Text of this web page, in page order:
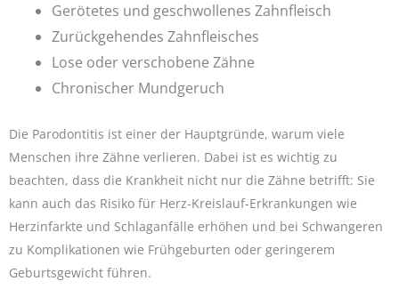
Gerötetes und geschwollenes Zahnfleisch
Zurückgehendes Zahnfleisches
Lose oder verschobene Zähne
Chronischer Mundgeruch
Die Parodontitis ist einer der Hauptgründe, warum viele
Menschen ihre Zähne verlieren. Dabei ist es wichtig zu
beachten, dass die Krankheit nicht nur die Zähne betrifft: Sie
kann auch das Risiko für Herz-Kreislauf-Erkrankungen wie
Herzinfarkte und Schlaganfälle erhöhen und bei Schwangeren
zu Komplikationen wie Frühgeburten oder geringerem
Geburtsgewicht führen.